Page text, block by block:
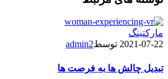
مارکتینگ
2021-07-22 توسطadmin2
تبدیل چالش ها به فرصت ها